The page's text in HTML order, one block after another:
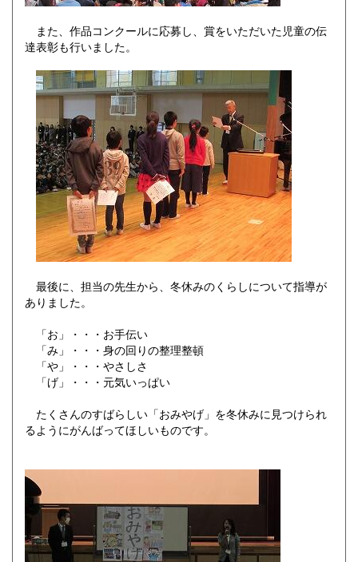
また、作品コンクールに応募し、賞をいただいた児童の伝
達表彰も行いました。
最後に、担当の先生から、冬休みのくらしについて指導が
ありました。
「お」・・・お手伝い
「み」・・・身の回りの整理整頓
「や」・・・やさしさ
「げ」・・・元気いっぱい
たくさんのすばらしい「おみやげ」を冬休みに見つけられ
るようにがんばってほしいものです。